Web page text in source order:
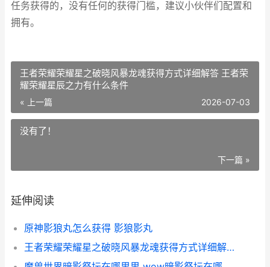
任务获得的，没有任何的获得门槛，建议小伙伴们配置和
拥有。
王者荣耀荣耀星之破晓风暴龙魂获得方式详细解答 王者荣
耀荣耀星辰之力有什么条件
« 上一篇 2026-07-03
没有了！
下一篇 »
延伸阅读
原神影狼丸怎么获得 影狼影丸
王者荣耀荣耀星之破晓风暴龙魂获得方式详细解答 王者荣耀荣耀星辰之力有什么条件